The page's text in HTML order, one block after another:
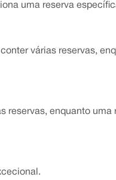
uma reserva
várias reservas,
reservas, enquanto uma